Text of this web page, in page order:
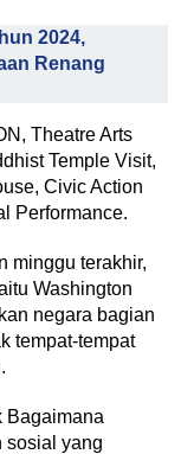
2024,
Renang
Theatre Arts
Temple Visit,
Civic Action
Performance.
minggu terakhir,
Washington
negara bagian
tempat-tempat
Bagaimana
sosial yang